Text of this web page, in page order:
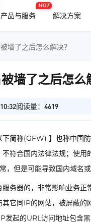
产品与服务
HOT
解决方案
墙了之后怎么解决？
墙了之后怎么
阅读量：4619
简称(GFW) 】也称中国
符合国内法律法规；使
但是可能导致国内域名或
务器的，非常影响业务
它同IP的网站，被屏蔽
起的URL访问地址包含